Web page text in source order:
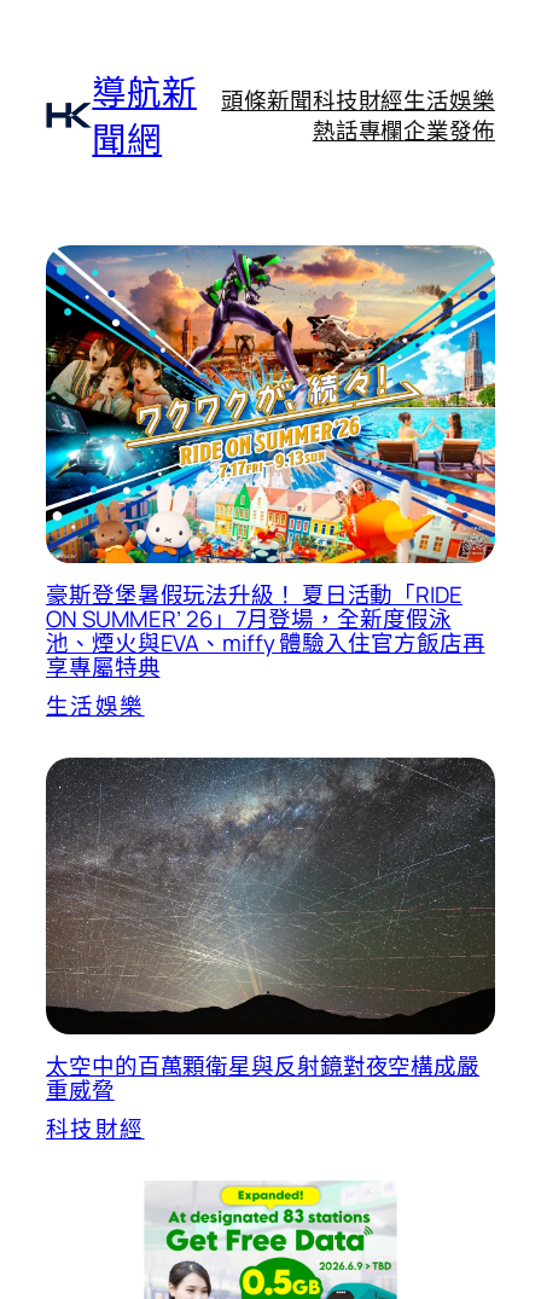
導航新
聞網
頭條新聞科技財經生活娛樂
熱話專欄企業發佈
豪斯登堡暑假玩法升級！ 夏日活動「RIDE
ON SUMMER’ 26」7月登場，全新度假泳
池、煙火與EVA、miffy 體驗入住官方飯店再
享專屬特典
生活娛樂
太空中的百萬顆衛星與反射鏡對夜空構成嚴
重威脅
科技財經